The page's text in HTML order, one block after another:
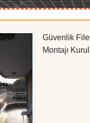
Güvenlik
Montajı